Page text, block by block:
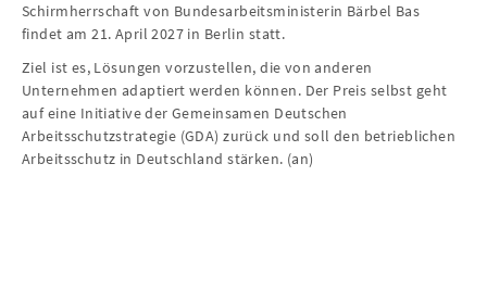
Schirmherrschaft von Bundesarbeitsministerin Bärbel Bas
findet am 21. April 2027 in Berlin statt.
Ziel ist es, Lösungen vorzustellen, die von anderen
Unternehmen adaptiert werden können. Der Preis selbst geht
auf eine Initiative der Gemeinsamen Deutschen
Arbeitsschutzstrategie (GDA) zurück und soll den betrieblichen
Arbeitsschutz in Deutschland stärken. (an)